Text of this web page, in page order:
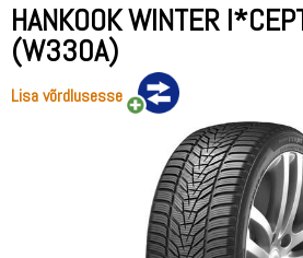
HANKOOK WINTER
(W330A)
Lisa võrdlusesse